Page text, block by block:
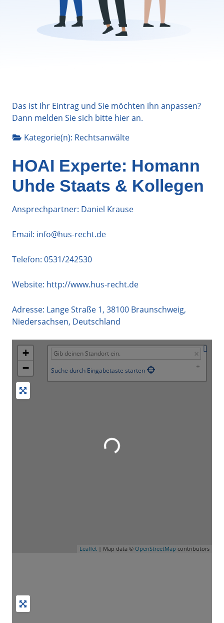
Das ist Ihr Eintrag und Sie möchten ihn anpassen?
Dann melden Sie sich bitte hieran.
Kategorie(n): Rechtsanwälte
HOAI Experte: Homann
Uhde Staats & Kollegen
Ansprechpartner: Daniel Krause
Email: info@hus-recht.de
Telefon: 0531/242530
Website: http://www.hus-recht.de
Adresse: Lange Straße 1, 38100 Braunschweig,
Niedersachsen, Deutschland
+
−
Suche durch Eingabetaste starten
Leaflet | Map data © OpenStreetMap contributors
Wird geladen …